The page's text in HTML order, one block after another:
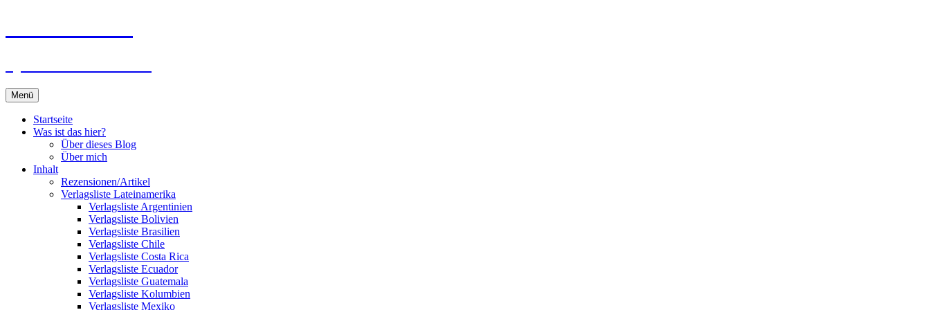
Menü
Startseite
Was ist das hier?
Über dieses Blog
Über mich
Inhalt
Rezensionen/Artikel
Verlagsliste Lateinamerika
Verlagsliste Argentinien
Verlagsliste Bolivien
Verlagsliste Brasilien
Verlagsliste Chile
Verlagsliste Costa Rica
Verlagsliste Ecuador
Verlagsliste Guatemala
Verlagsliste Kolumbien
Verlagsliste Mexiko